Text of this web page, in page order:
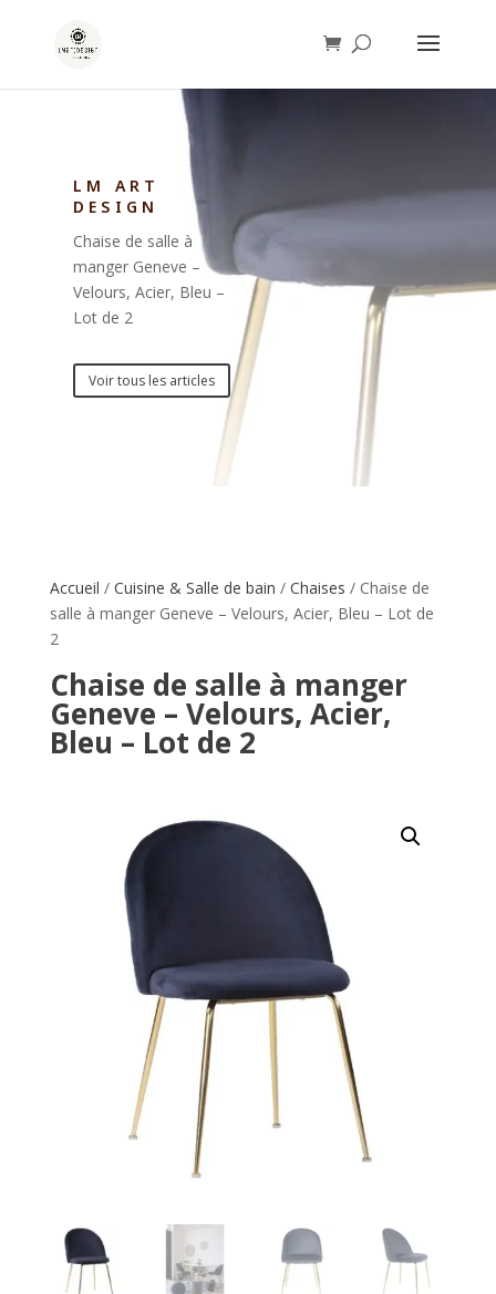
LM ART
DESIGN
Chaise de salle à
manger Geneve –
Velours, Acier, Bleu –
Lot de 2
Voir tous les articles
Accueil / Cuisine & Salle de bain / Chaises / Chaise de
salle à manger Geneve – Velours, Acier, Bleu – Lot de
2
Chaise de salle à manger
Geneve – Velours, Acier,
Bleu – Lot de 2